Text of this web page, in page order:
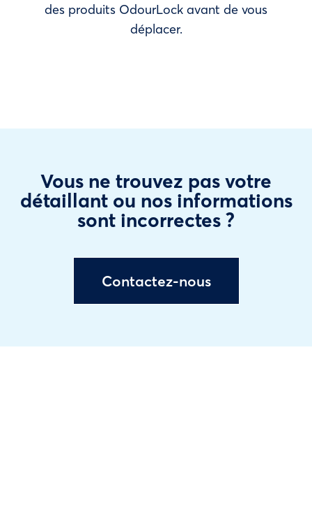
des produits OdourLock avant de vous
déplacer.
Vous ne trouvez pas votre
détaillant ou nos informations
sont incorrectes ?
Contactez-nous